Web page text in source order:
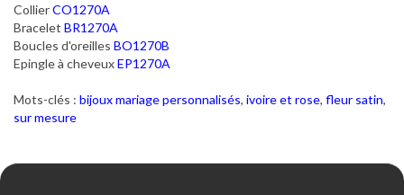
CollierCO1270A
Bracelet BR1270A
Boucles d'oreilles BO1270B
Epingle à cheveuxEP1270A
Mots-clés : bijoux mariage personnalisés, ivoire et rose, fleur satin,
sur mesure